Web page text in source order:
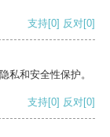
支持[0] 反对[0]
私和安全性保护。
支持[0] 反对[0]